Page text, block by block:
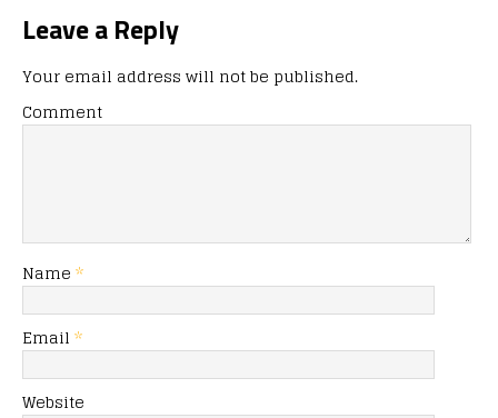
Leave a Reply
Your email address will not be published.
Comment
Name *
Email *
Website